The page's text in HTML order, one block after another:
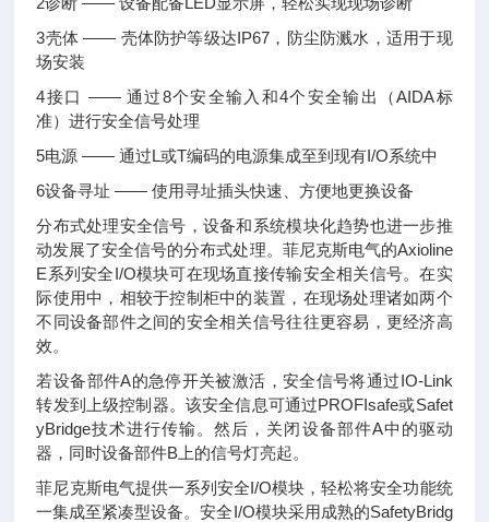
3壳体 —— 壳体防护等级达IP67，防尘防溅水，适用于现
场安装
4接口 —— 通过8个安全输入和4个安全输出（AIDA标
准）进行安全信号处理
5电源 —— 通过L或T编码的电源集成至到现有I/O系统中
6设备寻址 —— 使用寻址插头快速、方便地更换设备
分布式处理安全信号，设备和系统模块化趋势也进一步推
动发展了安全信号的分布式处理。菲尼克斯电气的Axioline
E系列安全I/O模块可在现场直接传输安全相关信号。在实
际使用中，相较于控制柜中的装置，在现场处理诸如两个
不同设备部件之间的安全相关信号往往更容易，更经济高
效。
若设备部件A的急停开关被激活，安全信号将通过IO-Link
转发到上级控制器。该安全信息可通过PROFIsafe或Safet
yBridge技术进行传输。然后，关闭设备部件A中的驱动
器，同时设备部件B上的信号灯亮起。
菲尼克斯电气提供一系列安全I/O模块，轻松将安全功能统
一集成至紧凑型设备。安全I/O模块采用成熟的SafetyBridg